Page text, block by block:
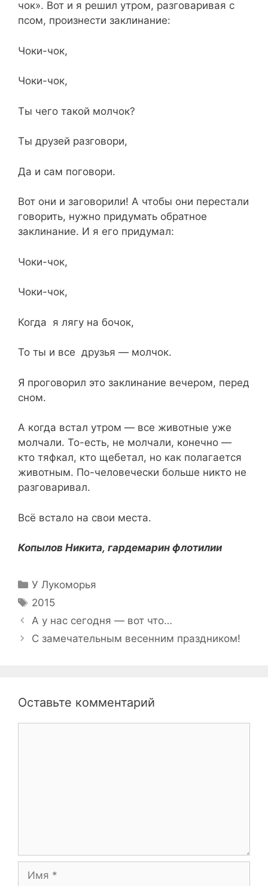
чок». Вот и я решил утром, разговаривая с
псом, произнести заклинание:
Чоки-чок,
Чоки-чок,
Ты чего такой молчок?
Ты друзей разговори,
Да и сам поговори.
Вот они и заговорили! А чтобы они перестали
говорить, нужно придумать обратное
заклинание. И я его придумал:
Чоки-чок,
Чоки-чок,
Когда я лягу на бочок,
То ты и все друзья — молчок.
Я проговорил это заклинание вечером, перед
сном.
А когда встал утром — все животные уже
молчали. То-есть, не молчали, конечно —
кто тяфкал, кто щебетал, но как полагается
животным. По-человечески больше никто не
разговаривал.
Всё встало на свои места.
Копылов Никита, гардемарин флотилии
Рубрики
У Лукоморья
Метки
2015
Навигация
записи
А у нас сегодня — вот что…
С замечательным весенним праздником!
Оставьте комментарий
Имя